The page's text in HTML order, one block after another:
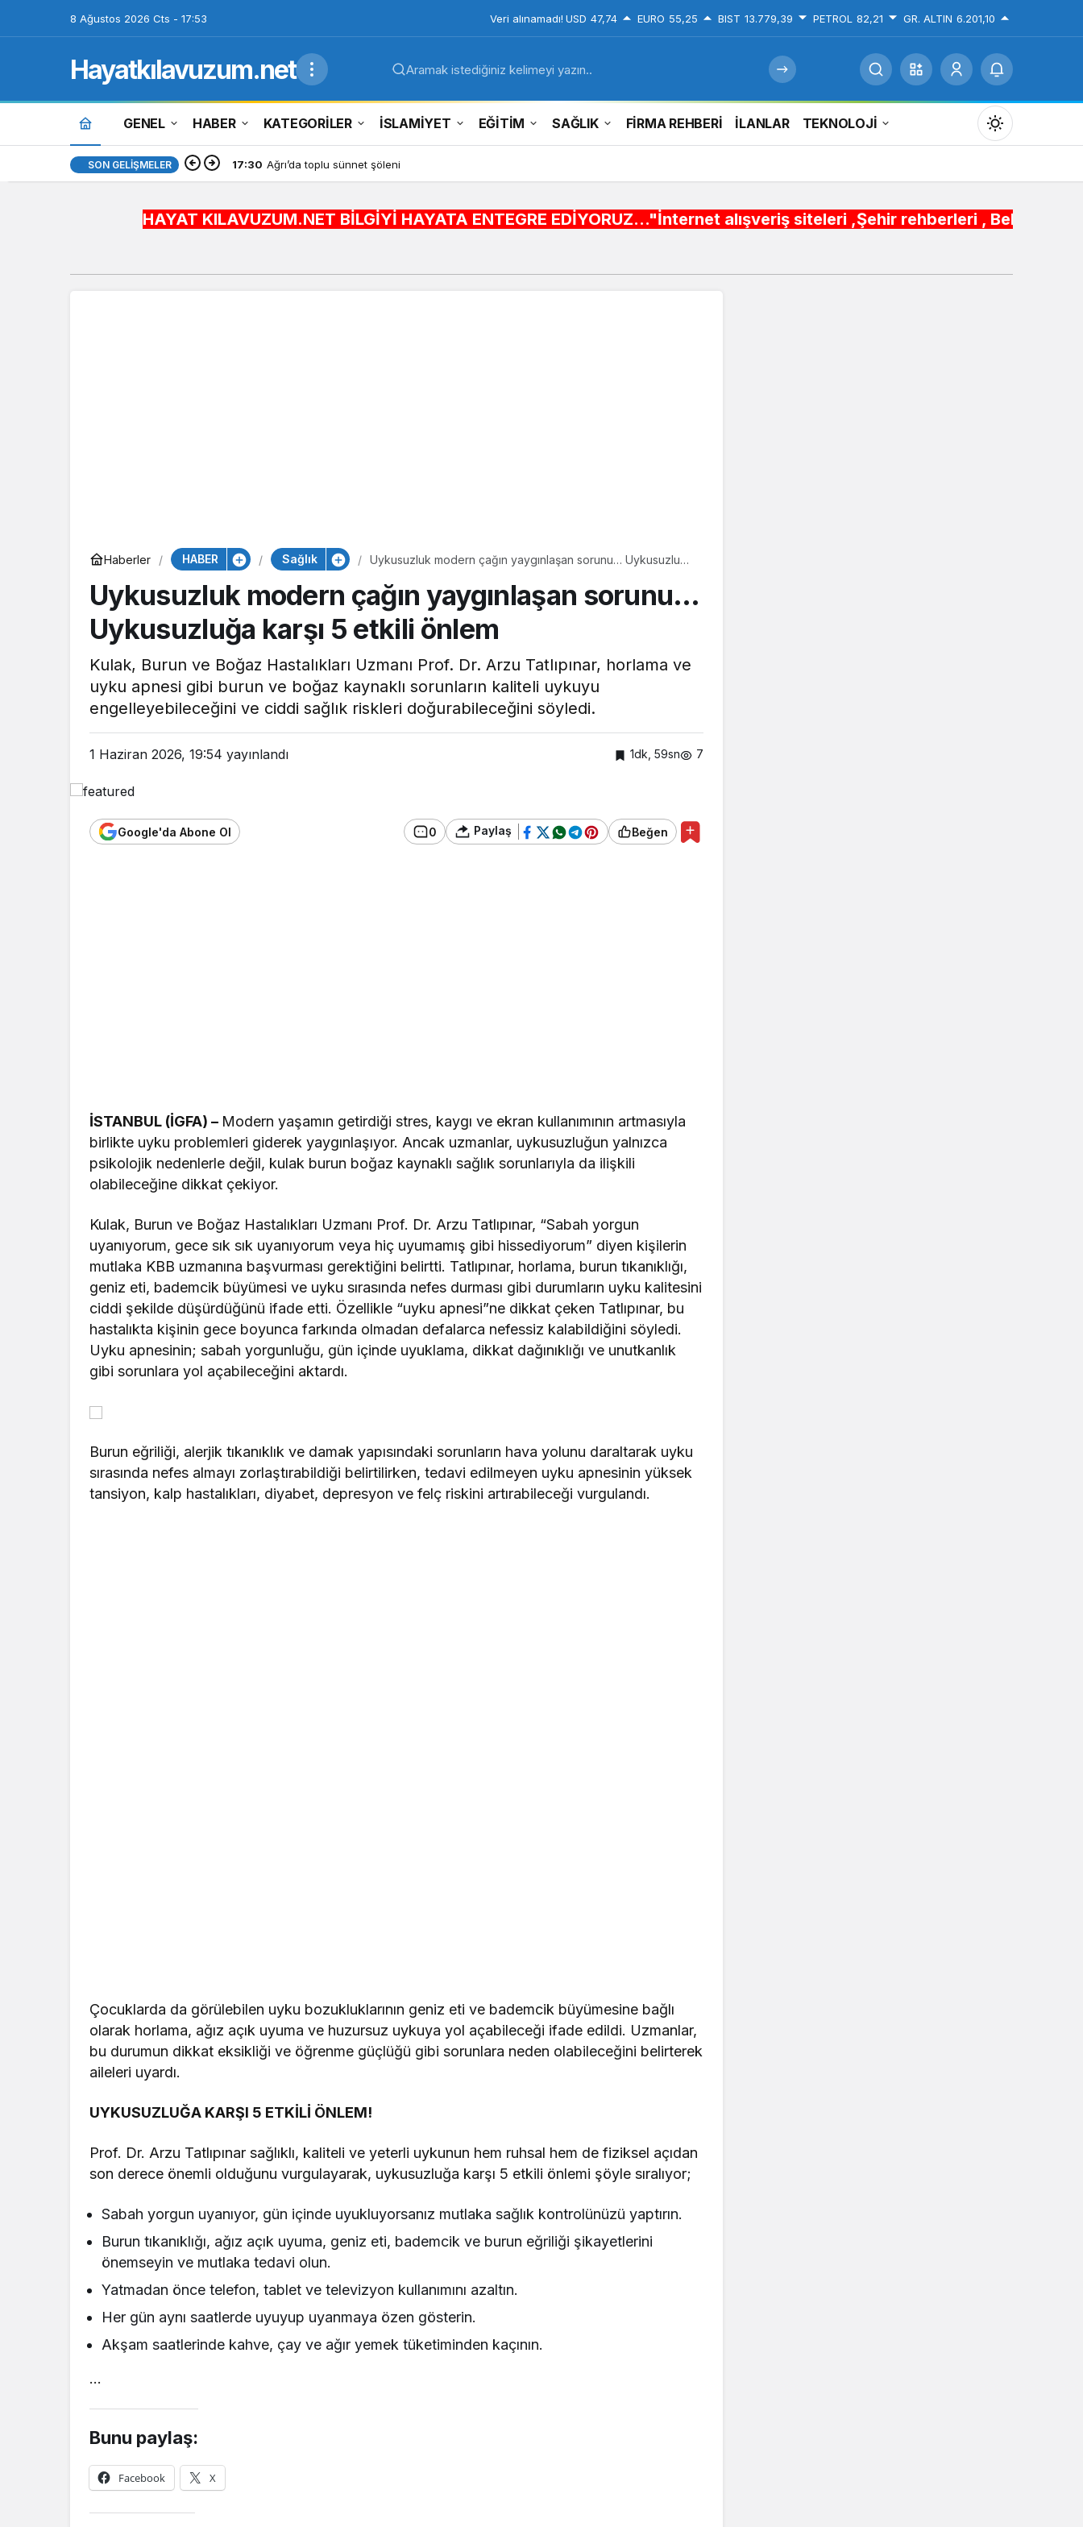
8 Ağustos 2026 Cts - 17:53 Veri alınamadı! USD 47,74 EURO 55,25 BIST 13.779,39 PETROL 82,21 GR. ALTIN 6.201,10
Hayatkılavuzum.net Aramak istediğiniz kelimeyi yazın..
GENEL HABER KATEGORİLER İSLAMİYET EĞİTİM SAĞLIK FİRMA REHBERİ İLANLAR TEKNOLOJİ
Mod
değiştir
SON GELIŞMELER 17:30 Ağrı’da toplu sünnet şöleni
HAYAT KILAVUZUM.NET BİLGİYİ HAYATA ENTEGRE EDİYORUZ..."İnternet alışveriş siteleri ,Şehir rehberleri , Belediye
Haberler HABER Sağlık
Uykusuzluk modern çağın yaygınlaşan sorunu… Uykusuzluğa
Uykusuzluk modern çağın yaygınlaşan sorunu…
Uykusuzluğa karşı 5 etkili önlem
Kulak, Burun ve Boğaz Hastalıkları Uzmanı Prof. Dr. Arzu Tatlıpınar, horlama ve
uyku apnesi gibi burun ve boğaz kaynaklı sorunların kaliteli uykuyu
engelleyebileceğini ve ciddi sağlık riskleri doğurabileceğini söyledi.
1 Haziran 2026, 19:54 yayınlandı 1dk, 59sn 7
Google'da Abone Ol 0 Paylaş Beğen
İSTANBUL (İGFA) – Modern yaşamın getirdiği stres, kaygı ve ekran kullanımının artmasıyla
birlikte uyku problemleri giderek yaygınlaşıyor. Ancak uzmanlar, uykusuzluğun yalnızca
psikolojik nedenlerle değil, kulak burun boğaz kaynaklı sağlık sorunlarıyla da ilişkili
olabileceğine dikkat çekiyor.
Kulak, Burun ve Boğaz Hastalıkları Uzmanı Prof. Dr. Arzu Tatlıpınar, “Sabah yorgun
uyanıyorum, gece sık sık uyanıyorum veya hiç uyumamış gibi hissediyorum” diyen kişilerin
mutlaka KBB uzmanına başvurması gerektiğini belirtti. Tatlıpınar, horlama, burun tıkanıklığı,
geniz eti, bademcik büyümesi ve uyku sırasında nefes durması gibi durumların uyku kalitesini
ciddi şekilde düşürdüğünü ifade etti. Özellikle “uyku apnesi”ne dikkat çeken Tatlıpınar, bu
hastalıkta kişinin gece boyunca farkında olmadan defalarca nefessiz kalabildiğini söyledi.
Uyku apnesinin; sabah yorgunluğu, gün içinde uyuklama, dikkat dağınıklığı ve unutkanlık
gibi sorunlara yol açabileceğini aktardı.
Burun eğriliği, alerjik tıkanıklık ve damak yapısındaki sorunların hava yolunu daraltarak uyku
sırasında nefes almayı zorlaştırabildiği belirtilirken, tedavi edilmeyen uyku apnesinin yüksek
tansiyon, kalp hastalıkları, diyabet, depresyon ve felç riskini artırabileceği vurgulandı.
Çocuklarda da görülebilen uyku bozukluklarının geniz eti ve bademcik büyümesine bağlı
olarak horlama, ağız açık uyuma ve huzursuz uykuya yol açabileceği ifade edildi. Uzmanlar,
bu durumun dikkat eksikliği ve öğrenme güçlüğü gibi sorunlara neden olabileceğini belirterek
aileleri uyardı.
UYKUSUZLUĞA KARŞI 5 ETKİLİ ÖNLEM!
Prof. Dr. Arzu Tatlıpınar sağlıklı, kaliteli ve yeterli uykunun hem ruhsal hem de fiziksel açıdan
son derece önemli olduğunu vurgulayarak, uykusuzluğa karşı 5 etkili önlemi şöyle sıralıyor;
Sabah yorgun uyanıyor, gün içinde uyukluyorsanız mutlaka sağlık kontrolünüzü yaptırın.
Burun tıkanıklığı, ağız açık uyuma, geniz eti, bademcik ve burun eğriliği şikayetlerini
önemseyin ve mutlaka tedavi olun.
Yatmadan önce telefon, tablet ve televizyon kullanımını azaltın.
Her gün aynı saatlerde uyuyup uyanmaya özen gösterin.
Akşam saatlerinde kahve, çay ve ağır yemek tüketiminden kaçının.
…
Bunu paylaş:
Facebook X